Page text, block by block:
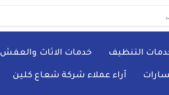
التنظيف خدمات الاثاث والعفش
آراء عملاء شركة شعاع كلين